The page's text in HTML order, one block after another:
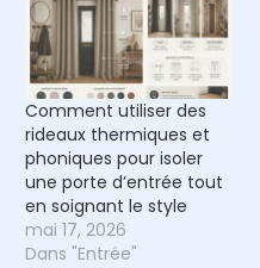
Comment utiliser des
rideaux thermiques et
phoniques pour isoler
une porte d’entrée tout
en soignant le style
mai 17, 2026
Dans "Entrée"